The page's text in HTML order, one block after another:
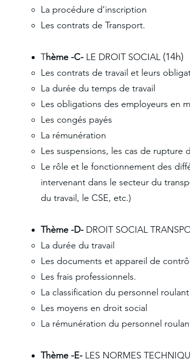
La procédure d’inscription
Les contrats de Transport.
Thème -C- LE DROIT SOCIAL (14h)
Les contrats de travail et leurs
La durée du temps de travail
Les obligations des employeurs en
Les congés payés
La rémunération
Les suspensions, les cas de rupture
Le rôle et le fonctionnement des
intervenant dans le secteur du
du travail, le CSE, etc.)
Thème -D- DROIT SOCIAL
La durée du travail
Les documents et appareil de
Les frais professionnels.
La classification du personnel roulant
Les moyens en droit social
La rémunération du personnel
Thème -E- LES NORMES